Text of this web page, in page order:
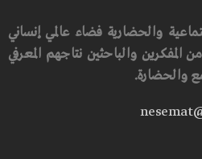
والحضارية فضاء عالمي إنساني
والباحثين نتاجهم المعرفي
والحضارة.